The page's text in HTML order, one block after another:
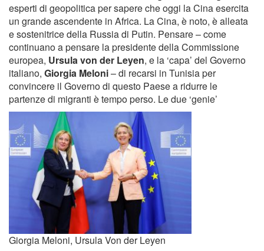
esperti di geopolitica per sapere che oggi la Cina esercita
un grande ascendente in Africa. La Cina, è noto, è alleata
e sostenitrice della Russia di Putin. Pensare – come
continuano a pensare la presidente della Commissione
europea, Ursula von der Leyen, e la ‘capa’ del Governo
italiano, Giorgia Meloni– di recarsi in Tunisia per
convincere il Governo di questo Paese a ridurre le
partenze di migranti è tempo perso. Le due ‘genie’
Giorgia Meloni, Ursula Von der Leyen